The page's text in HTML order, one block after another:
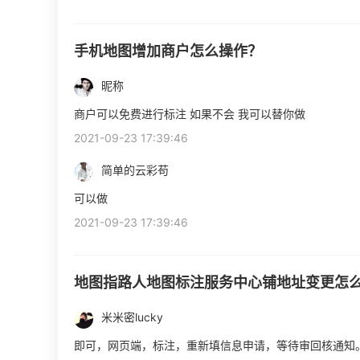
手机地图增加商户怎么操作？
昵称
商户可以免费进行标注 如果不会 我可以替你做
2021-09-23 17:39:46
简单的云彩苟
可以做
2021-09-23 17:39:46
地图指路人地图标注服务中心铺地址变更怎
米米密lucky
即可，网页端，标注，重新填信息申请，等待审回核通知。